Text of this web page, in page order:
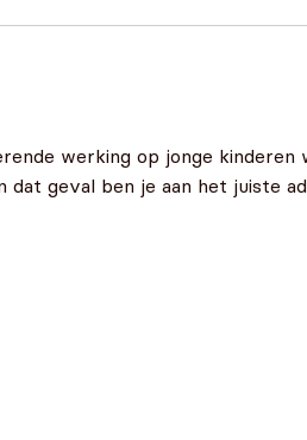
werking op jonge kinderen
geval ben je aan het juiste